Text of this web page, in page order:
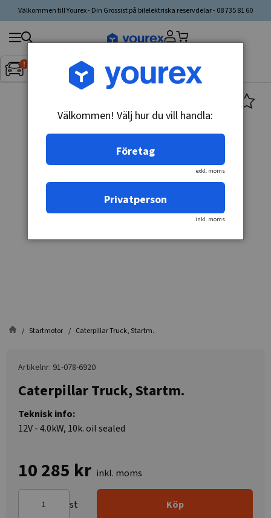
Välkommen till Yourex - Din Grossist på bilelektriska reservdelar - 08 735 81 60
Inget fordon valt▼
Sök
produkt,
tillverkare,
Startmotor Caterpillar Truck, Startm.
Artikelnr: 91-078-6920
Caterpillar Truck, Startm.
Teknisk info:
12V - 4.0kW, 10k. oil sealed
10 285 kr inkl. moms
st Köp
Välkommen! Välj hur du vill handla:
Företag
exkl. moms
Privatperson
inkl. moms